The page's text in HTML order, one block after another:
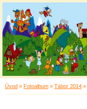
Úvod » Fotoalbum » Tábor 2014 »